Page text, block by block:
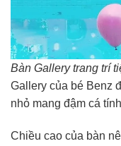
Bàn Gallery trang trí
Gallery của bé Benz
nhỏ mang đậm cá
Chiều cao của bàn